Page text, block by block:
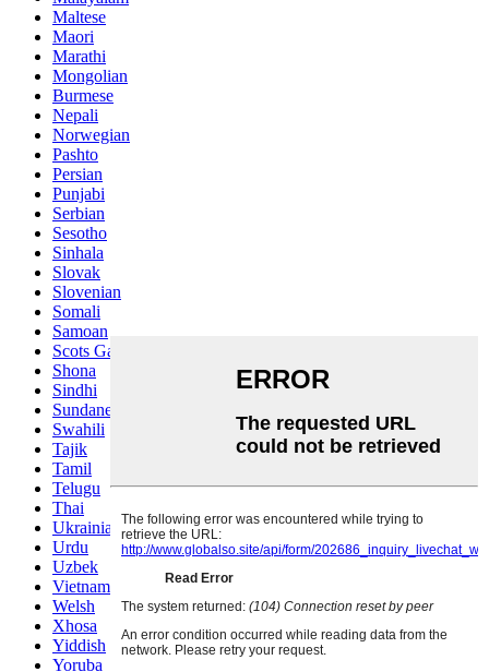
Maltese
Maori
Marathi
Mongolian
Burmese
Nepali
Norwegian
Pashto
Persian
Punjabi
Serbian
Sesotho
Sinhala
Slovak
Slovenian
Somali
Samoan
Scots Gaelic
Shona
Sindhi
Sundanese
Swahili
Tajik
Tamil
Telugu
Thai
Ukrainian
Urdu
Uzbek
Vietnamese
Welsh
Xhosa
Yiddish
Yoruba